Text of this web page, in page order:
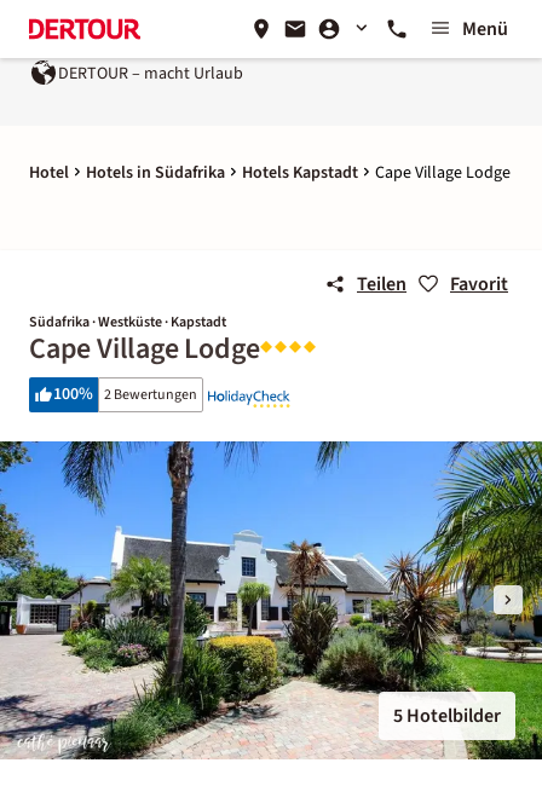
Menü
DERTOUR – macht Urlaub
Hotel Hotels in Südafrika Hotels Kapstadt Cape Village Lodge
Teilen Favorit
Südafrika · Westküste · Kapstadt
Cape Village Lodge
100% 2 Bewertungen
5 Hotelbilder